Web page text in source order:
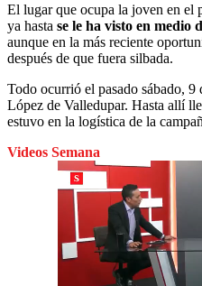
El lugar que ocupa la joven en el
ya hasta se le ha visto en medio
aunque en la más reciente
después de que fuera silbada.
Todo ocurrió el pasado sábado,
López de Valledupar. Hasta allí
estuvo en la logística de la
Videos Semana